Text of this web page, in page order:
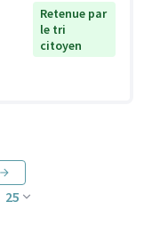
Retenue par
le tri
citoyen
25